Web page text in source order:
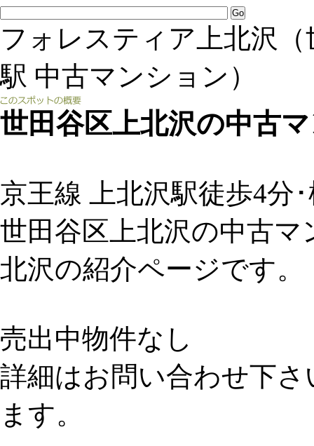
フォレスティア上北沢
駅 中古マンション）
世田谷区上北沢の中古
京王線 上北沢駅徒歩4分
世田谷区上北沢の中古
北沢の紹介ページです。
売出中物件なし
詳細はお問い合わせ下
ます。